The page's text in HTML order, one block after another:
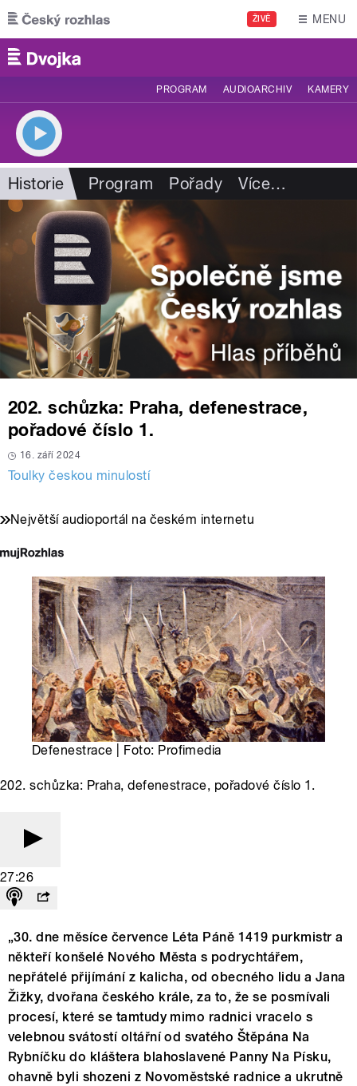
Přejít k hlavnímu obsahu
ŽIVĚ MENU
PROGRAM AUDIOARCHIV KAMERY
Historie Program Pořady Více…
202. schůzka: Praha, defenestrace,
pořadové číslo 1.
16. září 2024
Toulky českou minulostí
Největší audioportál na českém internetu
Defenestrace | Foto: Profimedia
202. schůzka: Praha, defenestrace, pořadové číslo 1.
27:26
„30. dne měsíce července Léta Páně 1419 purkmistr a
někteří konšelé Nového Města s podrychtářem,
nepřátelé přijímání z kalicha, od obecného lidu a Jana
Žižky, dvořana českého krále, za to, že se posmívali
procesí, které se tamtudy mimo radnici vracelo s
velebnou svátostí oltářní od svatého Štěpána Na
Rybníčku do kláštera blahoslavené Panny Na Písku,
ohavně byli shozeni z Novoměstské radnice a ukrutně